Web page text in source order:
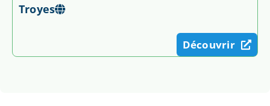
Troyes
Découvrir